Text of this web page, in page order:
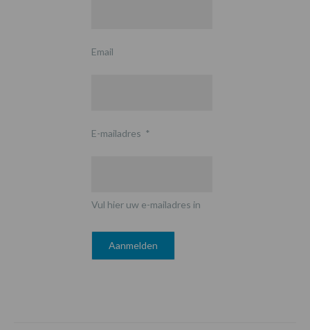
Email
E-mailadres *
Vul hier uw e-mailadres in